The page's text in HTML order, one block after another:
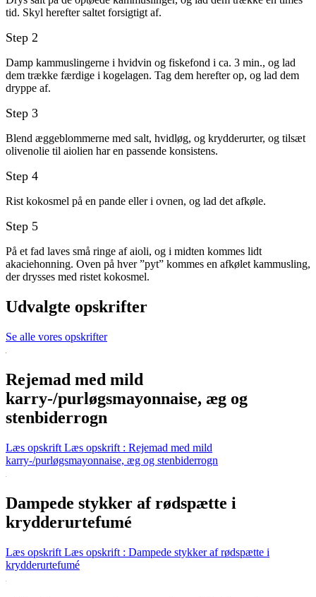
tid. Skyl herefter saltet forsigtigt af.
Damp kammuslingerne i hvidvin og fiskefond i ca. 3 min., og lad
dem trække færdige i kogelagen. Tag dem herefter op, og lad dem
dryppe af.
Blend æggeblommerne med salt, hvidløg, og krydderurter, og tilsæt
olivenolie til aiolien har en passende konsistens.
Rist kokosmel på en pande eller i ovnen, og lad det afkøle.
På et fad laves små ringe af aioli, og i midten kommes lidt
akaciehonning. Oven på hver ”pyt” kommes en afkølet kammusling,
der drysses med ristet kokosmel.
Udvalgte opskrifter
Se alle vores opskrifter
Rejemad med mild
karry-/purløgsmayonnaise, æg og
stenbiderrogn
Læs opskrift Læs opskrift : Rejemad med mild
karry-/purløgsmayonnaise, æg og stenbiderrogn
Dampede stykker af rødspætte i
krydderurtefumé
Læs opskrift Læs opskrift : Dampede stykker af rødspætte i
krydderurtefumé